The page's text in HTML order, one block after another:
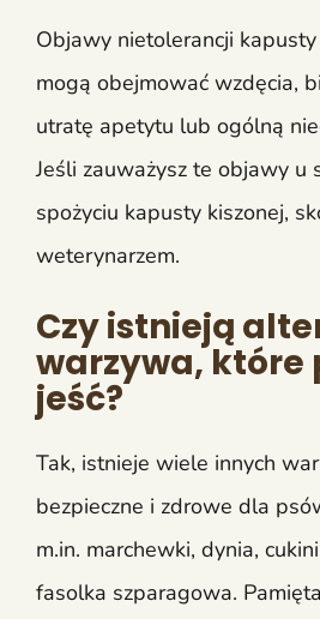
Objawy nietolerancji
mogą obejmować wzdęcia,
utratę apetytu lub ogólną
Jeśli zauważysz te objawy u
spożyciu kapusty kiszonej,
weterynarzem.
Czy istnieją
warzywa, które
jeść?
Tak, istnieje wiele innych
bezpieczne i zdrowe dla
m.in. marchewki, dynia,
fasolka szparagowa.